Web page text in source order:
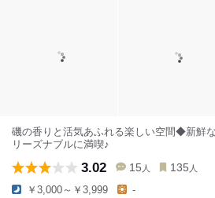
磯の香りと活気あふれる楽しい空間◆新鮮
リーズナブルに満喫♪
3.02 15 人 135 人
￥3,000～￥3,999 -